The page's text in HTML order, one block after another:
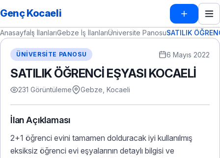
Genç Kocaeli
Anasayfaİş İlanlarıGebze İş İlanlarıÜniversite PanosuSATILIK
ÜNIVERSITE PANOSU 6 Mayıs 2022
SATILIK ÖĞRENCİ EŞYASI KOCAELİ
231 Görüntüleme Gebze, Kocaeli
İlan Açıklaması
2+1 öğrenci evini tamamen dolduracak iyi kullanılmış
eksiksiz öğrenci evi eşyalarının detaylı bilgisi ve